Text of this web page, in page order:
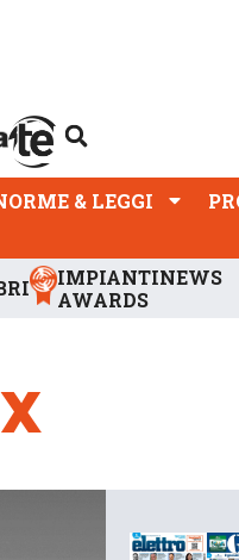
& LEGGI
IMPIANTINEWS
AWARDS